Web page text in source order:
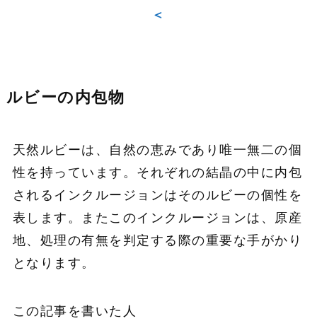
＜
ルビーの内包物
天然ルビーは、自然の恵みであり唯一無二の個
性を持っています。それぞれの結晶の中に内包
されるインクルージョンはそのルビーの個性を
表します。またこのインクルージョンは、原産
地、処理の有無を判定する際の重要な手がかり
となります。
この記事を書いた人